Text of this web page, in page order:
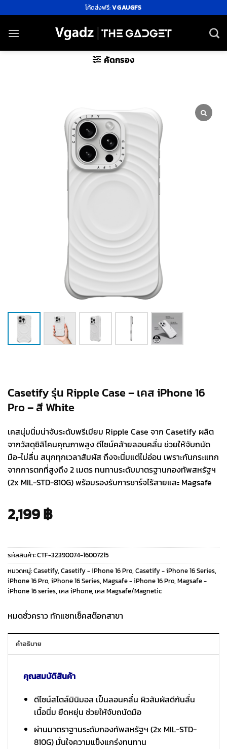
ไป
ยัง
โค้ดส่งฟรี:VGAUGFS
คัดกรอง
Casetify รุ่น Ripple Case – เคส iPhone 16
Pro – สี White
เคสนุ่มนิ่มน่าจับระดับพรีเมียม Ripple Case จาก Casetify ผลิต
จากวัสดุซิลิโคนคุณภาพสูง ดีไซน์คล้ายลอนคลื่น ช่วยให้จับถนัด
มือ-ไม่ลื่น สนุกทุกเวลาสัมผัส ถึงจะนิ่มแต่ไม่อ่อน เพราะกันกระแทก
จากการตกที่สูงถึง 2 เมตร ทนทานระดับมาตรฐานกองทัพสหรัฐฯ
(2x MIL-STD-810G) พร้อมรองรับการชาร์จไร้สายและ Magsafe
2,199฿
รหัสสินค้า:CTF-32390074-16007215
หมวดหมู่:Casetify, Casetify - iPhone 16 Pro, Casetify - iPhone 16 Series,
iPhone 16 Pro, iPhone 16 Series, Magsafe - iPhone 16 Pro, Magsafe -
iPhone 16 series, เคส iPhone, เคส Magsafe/Magnetic
หมดชั่วคราว ทักแชทเช็คสต๊อกสาขา
คำอธิบาย
คุณสมบัติสินค้า
ดีไซน์สไตล์มินิมอล เป็นลอนคลื่น ผิวสัมผัสดีกันลื่น
เนื้อนิ่ม ยืดหยุ่น ช่วยให้จับถนัดมือ
ผ่านมาตราฐานระดับกองทัพสหรัฐฯ (2x MIL-STD-
810G) มั่นใจความแข็งแกร่งทนทาน